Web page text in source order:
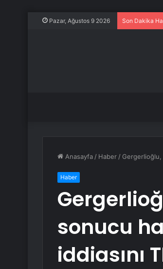
Pazar, Ağustos 9 2026 Son Dakika
Anasayfa / Haber / Gergerlioğlu,
Haber
sonucu
iddiasını